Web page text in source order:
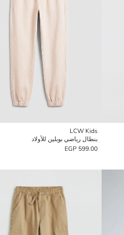
LCW Kids
بنطال رياضي بوبلين للأولاد
599.00 EGP